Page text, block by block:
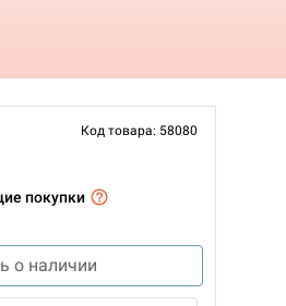
Код товара: 58080
покупки
о наличии